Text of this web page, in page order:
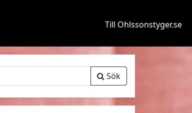
Till Ohlssonstyger.se
Sök